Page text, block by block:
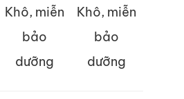
Khô, miễn
bảo
dưỡng
Khô, miễn
bảo
dưỡng